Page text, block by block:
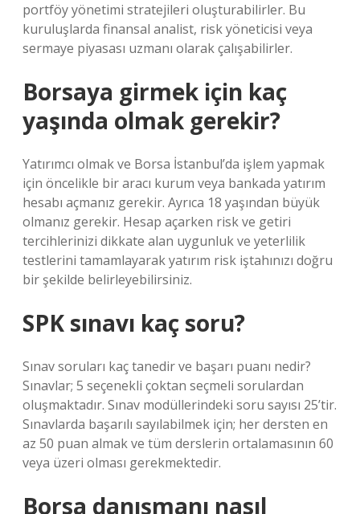
portföy yönetimi stratejileri oluşturabilirler. Bu
kuruluşlarda finansal analist, risk yöneticisi veya
sermaye piyasası uzmanı olarak çalışabilirler.
Borsaya girmek için kaç
yaşında olmak gerekir?
Yatırımcı olmak ve Borsa İstanbul’da işlem yapmak
için öncelikle bir aracı kurum veya bankada yatırım
hesabı açmanız gerekir. Ayrıca 18 yaşından büyük
olmanız gerekir. Hesap açarken risk ve getiri
tercihlerinizi dikkate alan uygunluk ve yeterlilik
testlerini tamamlayarak yatırım risk iştahınızı doğru
bir şekilde belirleyebilirsiniz.
SPK sınavı kaç soru?
Sınav soruları kaç tanedir ve başarı puanı nedir?
Sınavlar; 5 seçenekli çoktan seçmeli sorulardan
oluşmaktadır. Sınav modüllerindeki soru sayısı 25’tir.
Sınavlarda başarılı sayılabilmek için; her dersten en
az 50 puan almak ve tüm derslerin ortalamasının 60
veya üzeri olması gerekmektedir.
Borsa danışmanı nasıl